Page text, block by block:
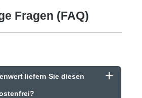
Fragen (FAQ)
liefern Sie diesen